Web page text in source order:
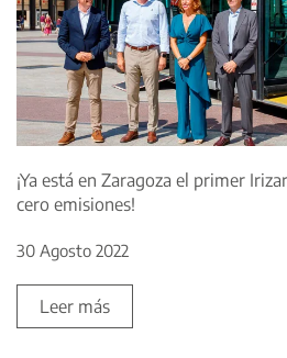
¡Ya está en Zaragoza el primer
cero emisiones!
30 Agosto 2022
Leer más